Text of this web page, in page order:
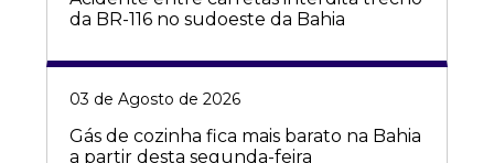
da BR-116 no sudoeste da Bahia
03 de Agosto de 2026
Gás de cozinha fica mais barato na Bahia
a partir desta segunda-feira